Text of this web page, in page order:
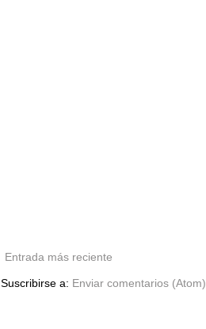
Entrada más reciente
Suscribirse a: Enviar comentarios (Atom)